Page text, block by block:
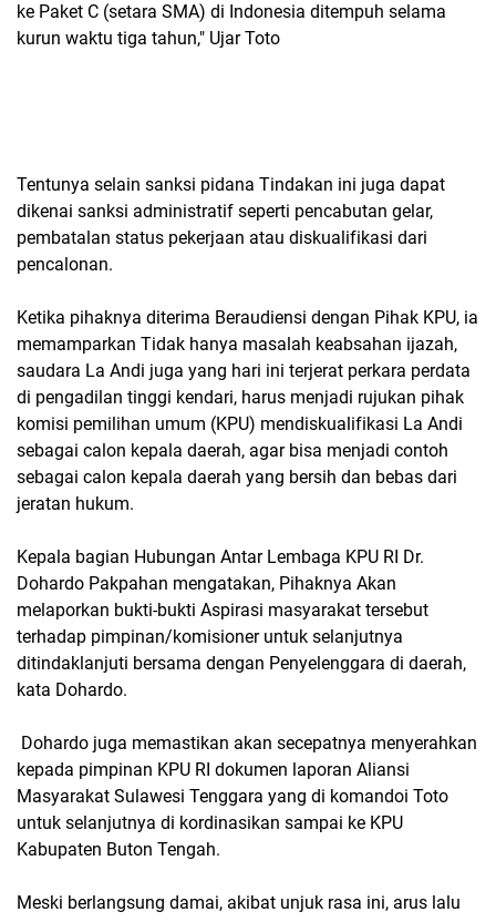
ke Paket C (setara SMA) di Indonesia ditempuh selama
kurun waktu tiga tahun," Ujar Toto
Tentunya selain sanksi pidana Tindakan ini juga dapat
dikenai sanksi administratif seperti pencabutan gelar,
pembatalan status pekerjaan atau diskualifikasi dari
pencalonan.
Ketika pihaknya diterima Beraudiensi dengan Pihak KPU, ia
memamparkan Tidak hanya masalah keabsahan ijazah,
saudara La Andi juga yang hari ini terjerat perkara perdata
di pengadilan tinggi kendari, harus menjadi rujukan pihak
komisi pemilihan umum (KPU) mendiskualifikasi La Andi
sebagai calon kepala daerah, agar bisa menjadi contoh
sebagai calon kepala daerah yang bersih dan bebas dari
jeratan hukum.
Kepala bagian Hubungan Antar Lembaga KPU RI Dr.
Dohardo Pakpahan mengatakan, Pihaknya Akan
melaporkan bukti-bukti Aspirasi masyarakat tersebut
terhadap pimpinan/komisioner untuk selanjutnya
ditindaklanjuti bersama dengan Penyelenggara di daerah,
kata Dohardo.
Dohardo juga memastikan akan secepatnya menyerahkan
kepada pimpinan KPU RI dokumen laporan Aliansi
Masyarakat Sulawesi Tenggara yang di komandoi Toto
untuk selanjutnya di kordinasikan sampai ke KPU
Kabupaten Buton Tengah.
Meski berlangsung damai, akibat unjuk rasa ini, arus lalu